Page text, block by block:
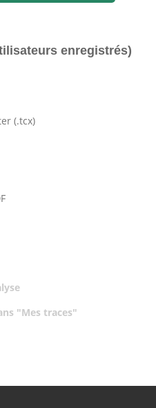
enregistrés)
(.tcx)
"Mes traces"